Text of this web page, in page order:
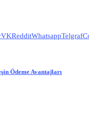
VKRedditWhatsappTelgraf
Ödeme Avantajları